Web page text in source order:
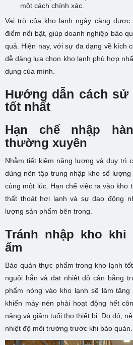
một cách chính xác.
Vai trò của kho lạnh ngày càng
điểm nổi bật, giúp doanh nghiệp bảo
quả. Hiện nay, với sự đa dạng về kích
dễ dàng lựa chọn kho lạnh phù hợp
dụng của mình.
Hướng dẫn cách sử
tốt nhất
Hạn chế nhập
thường xuyên
Nhằm tiết kiệm năng lượng và duy trì
dùng nên tập trung nhập kho số
cùng một lúc. Hạn chế việc ra vào kho
thất thoát hơi lạnh và sự dao động
lượng sản phẩm bên trong.
Tránh nhập kho khi
ấm
Bảo quản thực phẩm trong kho lạnh
nguội hẳn và đạt nhiệt độ cân bằng
phẩm nóng vào kho lạnh sẽ làm tăng
khiến máy nén phải hoạt động hết
năng và giảm tuổi thọ thiết bị. Do đó,
nhiệt độ môi trường trước khi bảo quản.